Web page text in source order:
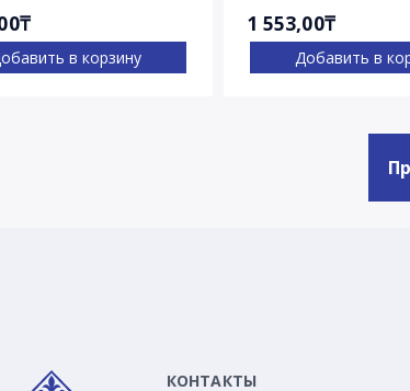
в корзину
1 553,00₸
Добавить в
КОНТАКТЫ